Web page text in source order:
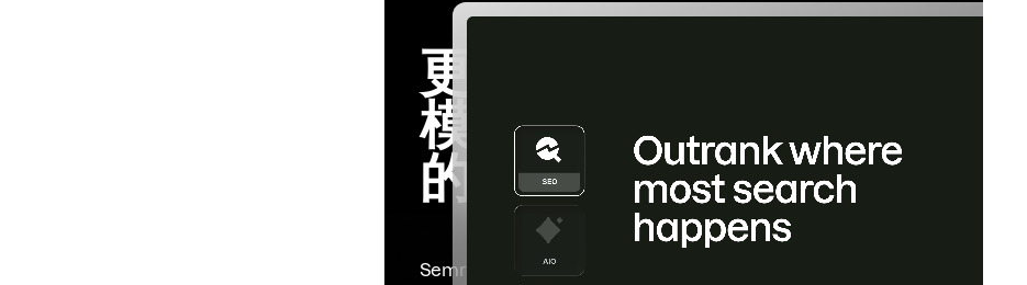
更大的规
模。更大
的优势。
Semrush Enterprise 版助您主